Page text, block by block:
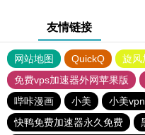
友情链接
网站地图 QuickQ 旋风
免费vps加速器外网苹果版
哔咔漫画
小美 小美vpn
快鸭免费加速器永久免费